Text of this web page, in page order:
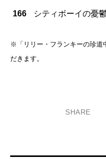
166 シティボーイの憂
※「リリー・フランキーの珍道
だきます。
SHARE